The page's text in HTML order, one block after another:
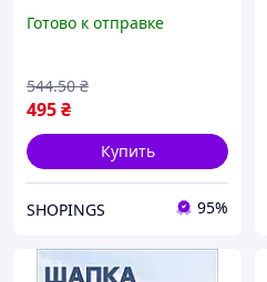
Готово к отправке
495₴
544.50 ₴
Купить
SHOPINGS 95%